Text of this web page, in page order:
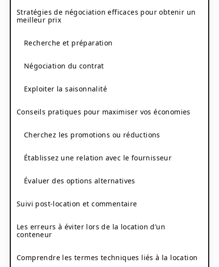
Stratégies de négociation efficaces pour obtenir un
meilleur prix
Recherche et préparation
Négociation du contrat
Exploiter la saisonnalité
Conseils pratiques pour maximiser vos économies
Cherchez les promotions ou réductions
Établissez une relation avec le fournisseur
Évaluer des options alternatives
Suivi post-location et commentaire
Les erreurs à éviter lors de la location d’un
conteneur
Comprendre les termes techniques liés à la location